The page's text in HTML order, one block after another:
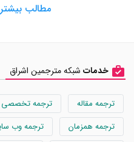
مطالب
خدمات شبکه مترجمین اشراق
ترجمه مقاله ترجمه
ترجمه همزمان
ترجمه وب